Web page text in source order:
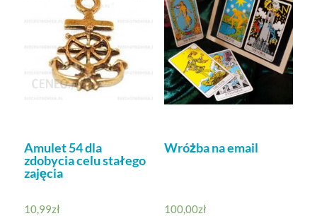
Amulet 54 dla
zdobycia celu stałego
zajęcia
10,99zł
Wróżba na email
100,00zł